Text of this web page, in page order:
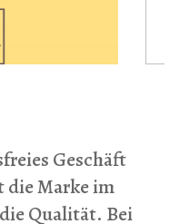
Geschäft
die Marke im
Qualität. Bei